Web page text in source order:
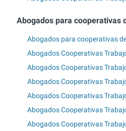
Abogados para cooperativas
Abogados para cooperativas
Abogados Cooperativas
Abogados Cooperativas
Abogados Cooperativas
Abogados Cooperativas
Abogados Cooperativas
Abogados Cooperativas